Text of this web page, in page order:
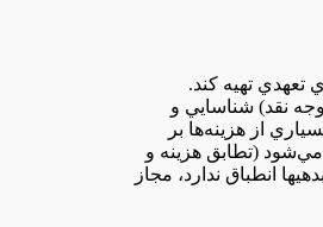
از هزينه‌ها بر
(تطابق‌ هزينه‌ و
انطباق‌ ندارد، مجاز